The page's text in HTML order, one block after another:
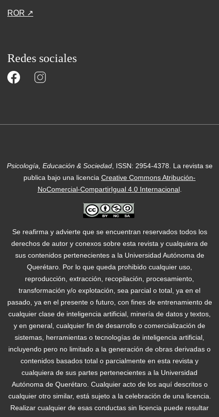
ROR ↗
Redes sociales
Psicología, Educación & Sociedad, ISSN: 2954-4378. La revista se
publica bajo una licencia Creative Commons Atribución-
NoComercial-CompartirIgual 4.0 Internacional.
Se reafirma y advierte que se encuentran reservados todos los
derechos de autor y conexos sobre esta revista y cualquiera de
sus contenidos pertenecientes a la Universidad Autónoma de
Querétaro. Por lo que queda prohibido cualquier uso,
reproducción, extracción, recopilación, procesamiento,
transformación y/o explotación, sea parcial o total, ya en el
pasado, ya en el presente o futuro, con fines de entrenamiento de
cualquier clase de inteligencia artificial, minería de datos y textos,
y en general, cualquier fin de desarrollo o comercialización de
sistemas, herramientas o tecnologías de inteligencia artificial,
incluyendo pero no limitado a la generación de obras derivadas o
contenidos basados total o parcialmente en esta revista y
cualquiera de sus partes pertenecientes a la Universidad
Autónoma de Querétaro. Cualquier acto de los aquí descritos o
cualquier otro similar, está sujeto a la celebración de una licencia.
Realizar cualquier de esas conductas sin licencia puede resultar